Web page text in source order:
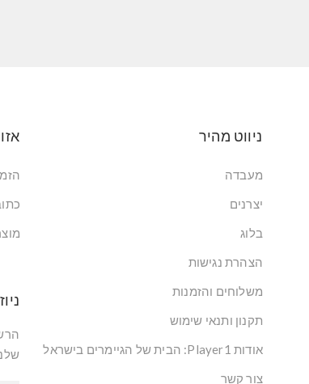
ניווט מהיר
מעבדה
יצרנים
בלוג
הצהרת נגישות
משלוחים והזמנות
תקנון ותנאי שימוש
אודות Player1: הבית של הגיימרים בישראל
צור קשר